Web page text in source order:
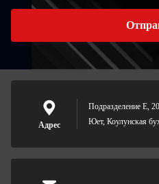
Адрес
Подразделение E,
Юет, Коулунская